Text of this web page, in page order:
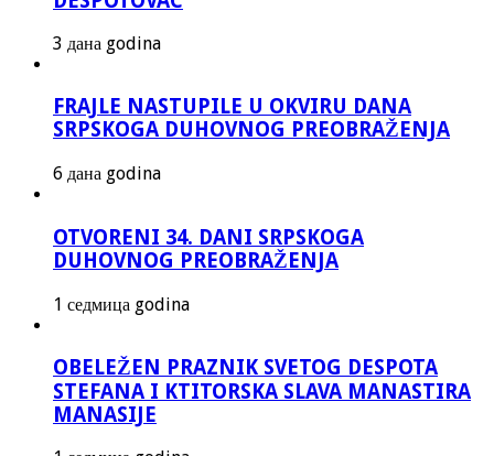
3 дана godina
FRAJLE NASTUPILE U OKVIRU DANA
SRPSKOGA DUHOVNOG PREOBRAŽENJA
6 дана godina
OTVORENI 34. DANI SRPSKOGA
DUHOVNOG PREOBRAŽENJA
1 седмица godina
OBELEŽEN PRAZNIK SVETOG DESPOTA
STEFANA I KTITORSKA SLAVA MANASTIRA
MANASIJE